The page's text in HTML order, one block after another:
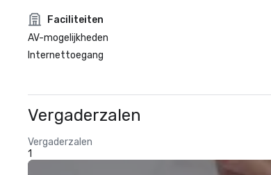
Faciliteiten
AV-mogelijkheden
Internettoegang
Vergaderzalen
Vergaderzalen
1